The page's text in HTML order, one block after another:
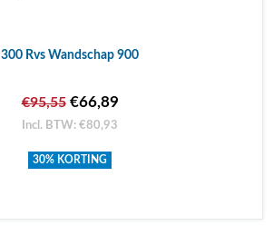
300 Rvs Wandschap 900
€95,55€66,89
Incl. BTW: €80,93
30% KORTING